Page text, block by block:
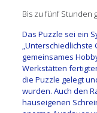
Bis zu fünf Stunden
Das Puzzle sei ein
gemeinsames
Werkstätten
die Puzzle gelegt
wurden. Auch den
hauseigenen